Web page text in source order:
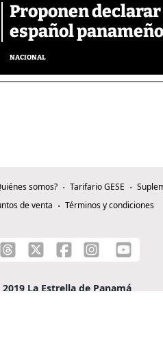
Proponen
español panameño
NACIONAL
somos? Tarifario GESE
de venta
Términos y condiciones
La Estrella de Panamá